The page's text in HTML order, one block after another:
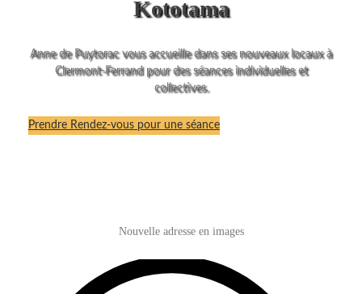
Kototama
Anne de Puytorac vous accueille dans ses nouveaux locaux à
Clermont-Ferrand pour des séances individuelles et
collectives.
Prendre Rendez-vous pour une séance
Nouvelle adresse en images